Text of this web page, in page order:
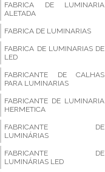
FABRICA DE LUMINARIA
ALETADA
FABRICA DE LUMINARIAS
FABRICA DE LUMINARIAS DE
LED
FABRICANTE DE CALHAS
PARA LUMINARIAS
FABRICANTE DE LUMINARIA
HERMETICA
FABRICANTE DE
LUMINÁRIAS
FABRICANTE DE
LUMINÁRIAS LED